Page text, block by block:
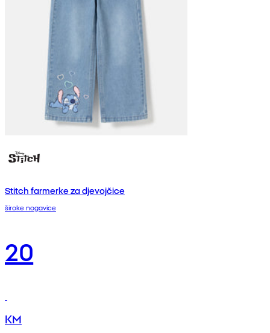
Stitch farmerke za djevojčice
široke nogavice
20
KM